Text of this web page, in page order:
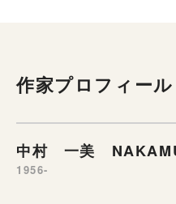
作家プロフィール
中村 一美
1956-